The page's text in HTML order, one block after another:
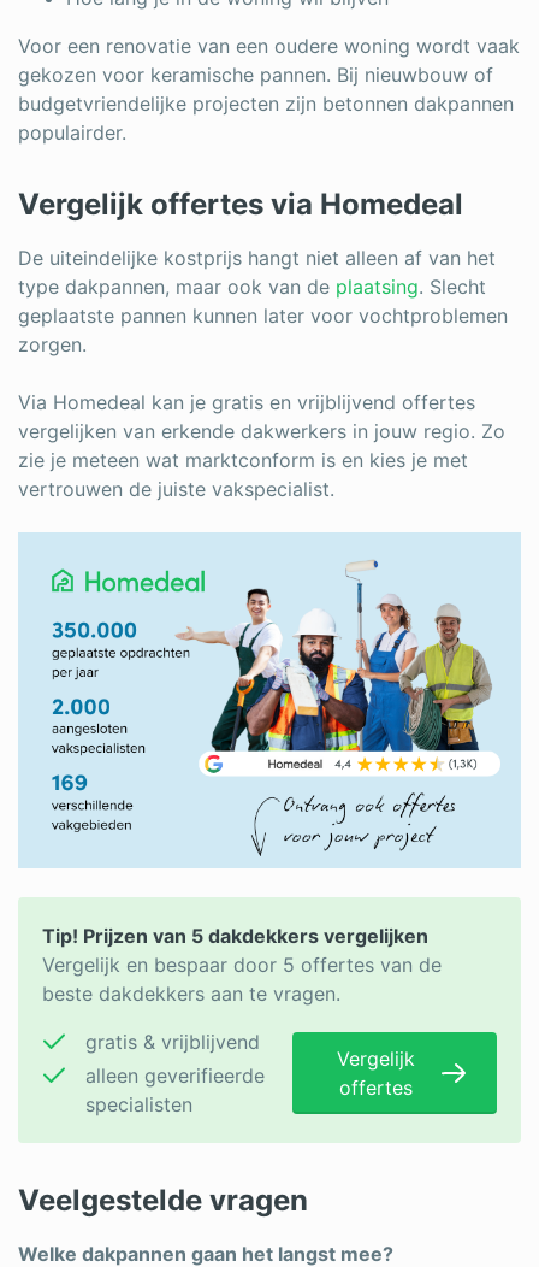
Voor een renovatie van een oudere woning wordt vaak
gekozen voor keramische pannen. Bij nieuwbouw of
budgetvriendelijke projecten zijn betonnen dakpannen
populairder.
Vergelijk offertes via Homedeal
De uiteindelijke kostprijs hangt niet alleen af van het
type dakpannen, maar ook van de plaatsing. Slecht
geplaatste pannen kunnen later voor vochtproblemen
zorgen.
Via Homedeal kan je gratis en vrijblijvend offertes
vergelijken van erkende dakwerkers in jouw regio. Zo
zie je meteen wat marktconform is en kies je met
vertrouwen de juiste vakspecialist.
Tip! Prijzen van 5 dakdekkers vergelijken
Vergelijk en bespaar door 5 offertes van de
beste dakdekkers aan te vragen.
gratis & vrijblijvend
alleen geverifieerde
specialisten
Vergelijk
offertes
Veelgestelde vragen
Welke dakpannen gaan het langst mee?